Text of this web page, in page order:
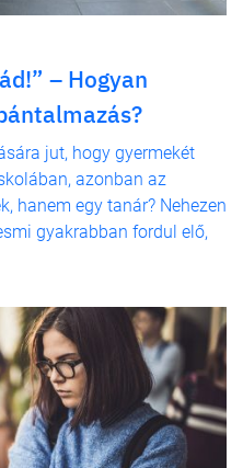
– Hogyan
jut, hogy gyermekét
azonban az
hanem egy tanár? Nehezen
gyakrabban fordul elő,